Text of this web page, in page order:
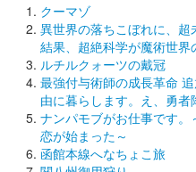
クーマゾ
異世界の落ちこぼれに、
結果、超絶科学が魔術世界
ルチルクォーツの戴冠
最強付与術師の成長革命
由に暮らします。え、勇
ナンパモブがお仕事です
恋が始まった～
函館本線へなちょこ旅